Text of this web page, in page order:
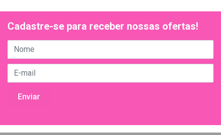
Cadastre-se para receber nossas ofertas!